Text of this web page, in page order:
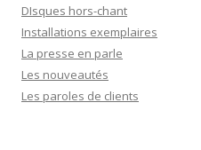
DIsques hors-chant
Installations exemplaires
La presse en parle
Les nouveautés
Les paroles de clients